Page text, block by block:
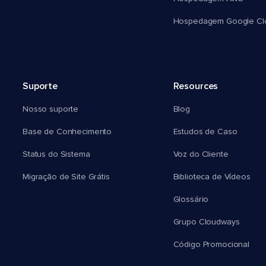
Hospedagem Google
Suporte
Nosso suporte
Base de Conhecimento
Status do Sistema
Migração de Site Grátis
Resources
Blog
Estudos de Caso
Voz do Cliente
Biblioteca de Vídeos
Glossário
Grupo Cloudways
Código Promocional